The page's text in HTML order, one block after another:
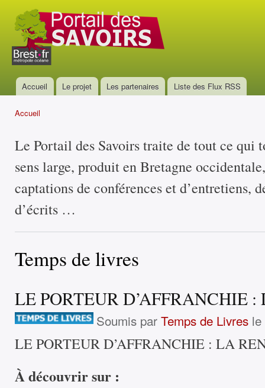
Portail
des
savoirs
Menu principal
Accueil Le projet Les partenaires Liste des Flux RSS
Accueil
Le Portail des Savoirs traite de tout ce qui
sens large, produit en Bretagne
captations de conférences et d’entretiens,
d’écrits …
Temps de livres
LE PORTEUR D’AFFRANCHIE
Soumis parTemps de Livres
LE PORTEUR D’AFFRANCHIE : LA
À découvrir sur :